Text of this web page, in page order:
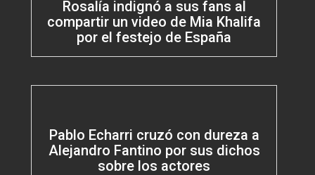
Rosalía indignó a sus fans al
compartir un video de Mia Khalifa
por el festejo de España
Pablo Echarri cruzó con dureza a
Alejandro Fantino por sus dichos
sobre los actores